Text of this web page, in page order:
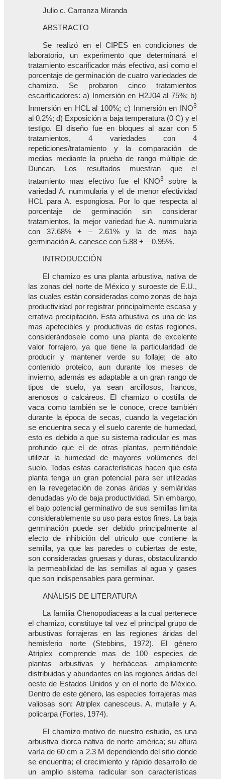
Julio c. Carranza Miranda
ABSTRACTO
Se realizó en el CIPES en condiciones de
laboratorio, un experimento que determinará el
tratamiento escarificador más efectivo, así como el
porcentaje de germinación de cuatro variedades de
chamizo. Se probaron cinco tratamientos
escarificadores: a) Inmersión en H2J04 al 75%; b)
Inmersión en HCL al 100%; c) Inmersión en INO3
al 0.2%; d) Exposición a baja temperatura (0 C) y el
testigo. El diseño fue en bloques al azar con 5
tratamientos, 4 variedades con 4
repeticiones/tratamiento y la comparación de
medias mediante la prueba de rango múltiple de
Duncan. Los resultados muestran que el
tratamiento mas efectivo fue el KNO3
sobre la
variedad A. nummularia y el de menor efectividad
HCL para A. espongiosa. Por lo que respecta al
porcentaje de germinación sin considerar
tratamientos, la mejor variedad fue A. nummularia
con 37.68% + – 2.61% y la de mas baja
germinación A. canesce con 5.88 + – 0.95%.
INTRODUCCIÓN
El chamizo es una planta arbustiva, nativa de
las zonas del norte de México y suroeste de E.U.,
las cuales están consideradas como zonas de baja
productividad por registrar principalmente escasa y
errativa precipitación. Esta arbustiva es una de las
mas apetecibles y productivas de estas regiones,
considerándosele como una planta de excelente
valor forrajero, ya que tiene la particularidad de
producir y mantener verde su follaje; de alto
contenido proteico, aun durante los meses de
invierno, además es adaptable a un gran rango de
tipos de suelo, ya sean arcillosos, francos,
arenosos o calcáreos. El chamizo o costilla de
vaca como también se le conoce, crece también
durante la época de secas, cuando la vegetación
se encuentra seca y el suelo carente de humedad,
esto es debido a que su sistema radicular es mas
profundo que el de otras plantas, permitiéndole
utilizar la humedad de mayores volúmenes del
suelo. Todas estas características hacen que esta
planta tenga un gran potencial para ser utilizadas
en la revegetación de zonas áridas y semiáridas
denudadas y/o de baja productividad. Sin embargo,
el bajo potencial germinativo de sus semillas limita
considerablemente su uso para estos fines. La baja
germinación puede ser debido principalmente al
efecto de inhibición del utriculo que contiene la
semilla, ya que las paredes o cubiertas de este,
son consideradas gruesas y duras, obstaculizando
la permeabilidad de las semillas al agua y gases
que son indispensables para germinar.
ANÁLISIS DE LITERATURA
La familia Chenopodiaceas a la cual pertenece
el chamizo, constituye tal vez el principal grupo de
arbustivas forrajeras en las regiones áridas del
hemisferio norte (Stebbins, 1972). El género
Atriplex comprende mas de 100 especies de
plantas arbustivas y herbáceas ampliamente
distribuidas y abundantes en las regiones áridas del
oeste de Estados Unidos y en el norte de México.
Dentro de este género, las especies forrajeras mas
valiosas son: Atriplex canesceus. A. mutalle y A.
policarpa (Fortes, 1974).
El chamizo motivo de nuestro estudio, es una
arbustiva diorca nativa de norte américa; su altura
varía de 60 cm a 2.3 M dependiendo del sitio donde
se encuentra; el crecimiento y rápido desarrollo de
un amplio sistema radicular son características